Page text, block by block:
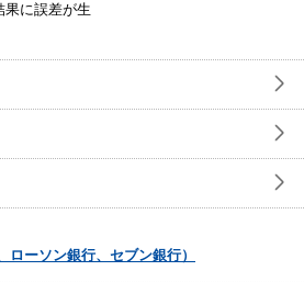
果に誤差が生
ローソン銀行、セブン銀行）